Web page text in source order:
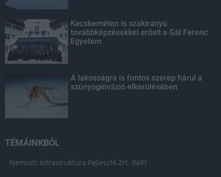
Kecskeméten is szakirányú
továbbképzésekkel erősít a Gál Ferenc
Egyetem
A lakosságra is fontos szerep hárul a
szúnyoginvázió elkerülésében
TÉMÁINKBÓL
Nemzeti Infrastruktúra Fejlesztő Zrt. (NIF)